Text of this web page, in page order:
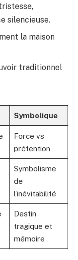
silencieuse.
la maison
traditionnel
Symbolique
Force vs
prétention
Symbolisme
de
l’inévitabilité
Destin
tragique et
mémoire